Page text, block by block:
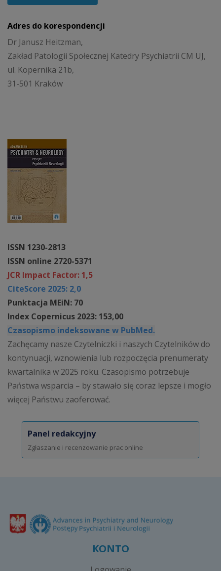
ISSN 1230-2813
ISSN online 2720-5371
JCR Impact Factor: 1,5
CiteScore 2025: 2,0
Punktacja MEiN: 70
Index Copernicus 2023: 153,00
Czasopismo indeksowane w PubMed.
Zachęcamy nasze Czytelniczki i naszych Czytelników do
kontynuacji, wznowienia lub rozpoczęcia prenumeraty
kwartalnika w 2025 roku. Czasopismo potrzebuje
Państwa wsparcia – by stawało się coraz lepsze i mogło
więcej Państwu zaoferować.
Panel redakcyjny
Zgłaszanie i recenzowanie prac online
Adres do korespondencji
Dr Janusz Heitzman,
Zakład Patologii Społecznej Katedry Psychiatrii CM UJ,
ul. Kopernika 21b,
31-501 Kraków
KONTO